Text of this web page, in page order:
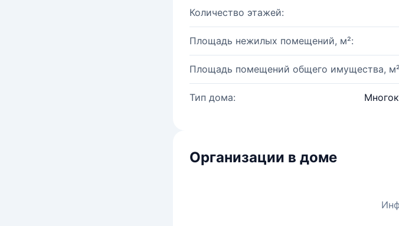
Количество этажей:
Площадь нежилых помещений, м²:
Площадь помещений общего имущества,
Тип дома:
Организации в доме